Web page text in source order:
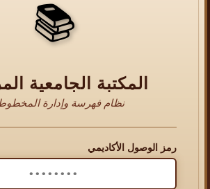
📚
المكتبة الجامعية
نظام فهرسة وإدارة
رمز الوصول الأكاديمي